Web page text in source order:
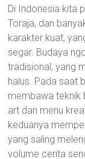
Di Indonesia kita
Toraja, dan
karakter kuat,
segar. Budaya
tradisional, yang
halus. Pada saat
membawa teknik
art dan menu
keduanya
yang saling
volume cerita